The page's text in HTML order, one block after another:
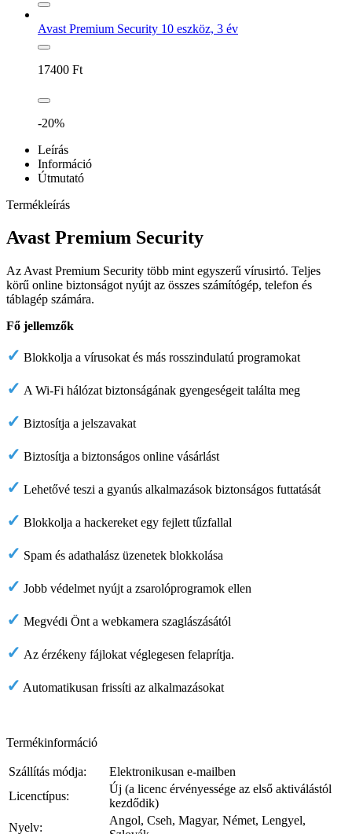
Avast Premium Security 10 eszköz, 3 év
17400 Ft
-20%
Leírás
Információ
Útmutató
Termékleírás
Avast Premium Security
Az Avast Premium Security több mint egyszerű vírusirtó. Teljes
körű online biztonságot nyújt az összes számítógép, telefon és
táblagép számára.
Fő jellemzők
✓ Blokkolja a vírusokat és más rosszindulatú programokat
✓ A Wi-Fi hálózat biztonságának gyengeségeit találta meg
✓ Biztosítja a jelszavakat
✓ Biztosítja a biztonságos online vásárlást
✓ Lehetővé teszi a gyanús alkalmazások biztonságos futtatását
✓ Blokkolja a hackereket egy fejlett tűzfallal
✓ Spam és adathalász üzenetek blokkolása
✓ Jobb védelmet nyújt a zsarolóprogramok ellen
✓ Megvédi Önt a webkamera szaglászásától
✓ Az érzékeny fájlokat véglegesen felaprítja.
✓ Automatikusan frissíti az alkalmazásokat
Termékinformáció
Szállítás módja:
Elektronikusan e-mailben
Licenctípus:
Új (a licenc érvényessége az első aktiválástól
kezdődik)
Nyelv:
Angol, Cseh, Magyar, Német, Lengyel,